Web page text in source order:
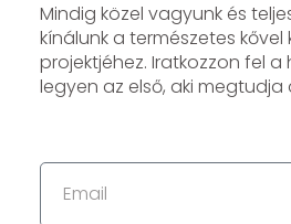
Mindig közel vagyunk és
kínálunk a természetes
projektjéhez. Iratkozzon fel a
legyen az első, aki